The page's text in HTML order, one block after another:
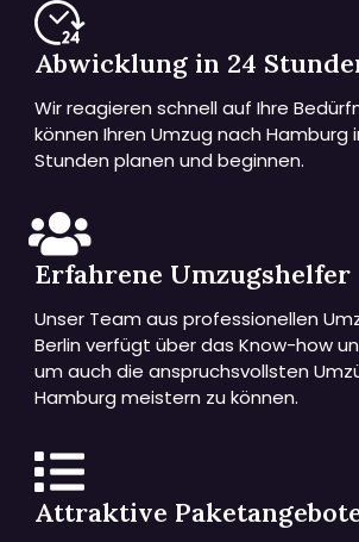
Abwicklung in 24
Wir reagieren schnell auf Ihre
können Ihren Umzug nach Hamburg
Stunden planen und beginnen.
Erfahrene Umzugshelfer
Unser Team aus professionellen
Berlin verfügt über das Know-how
um auch die anspruchsvollsten
Hamburg meistern zu können.
Attraktive